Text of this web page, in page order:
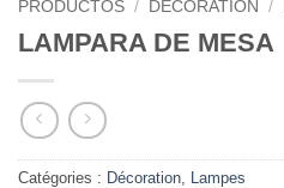
PRODUCTOS / DÉCORATION /
LAMPARA DE MESA
Catégories : Décoration Lampes